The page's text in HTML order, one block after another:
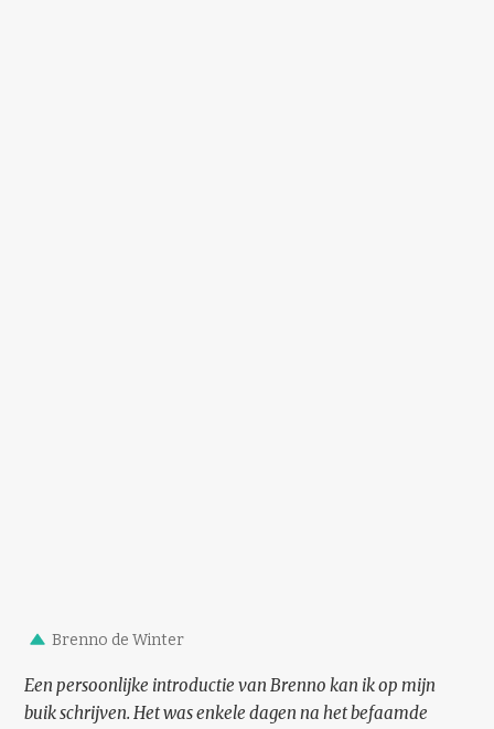
Brenno de Winter
Een persoonlijke introductie van Brenno kan ik op mijn
buik schrijven. Het was enkele dagen na het befaamde